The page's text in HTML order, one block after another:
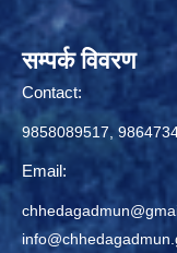
सम्पर्क विवरण
Contact:
9858089517,
Email: